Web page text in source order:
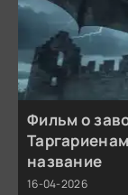
Фильм о
название
16-04-2026